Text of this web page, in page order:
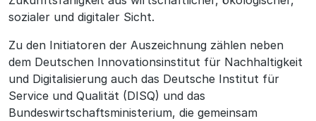
sozialer und digitaler Sicht.
Zu den Initiatoren der Auszeichnung zählen neben
dem Deutschen Innovationsinstitut für Nachhaltigkeit
und Digitalisierung auch das Deutsche Institut für
Service und Qualität (DISQ) und das
Bundeswirtschaftsministerium, die gemeinsam